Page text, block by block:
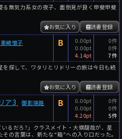
る無気力系女の夜子、面倒見が良く甲斐甲斐
読書登録
お気に入り
東崎惟子 B
0.00pt
0.00pt
4.14pt
0件
0件
7件
を探して、ワタリとリドリーの旅は今日も続
読書登録
お気に入り
ア3 御影瑛路 B
0.00pt
0.00pt
4.20pt
0件
0件
5件
いるだろ?」クラスメイト・大嶺醍哉が、星
の言葉は、新たな“箱”への入り口だった。